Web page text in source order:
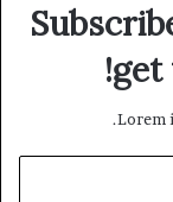
get
Lorem